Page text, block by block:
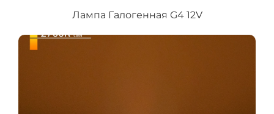
Лампа Галогенная G4 12V